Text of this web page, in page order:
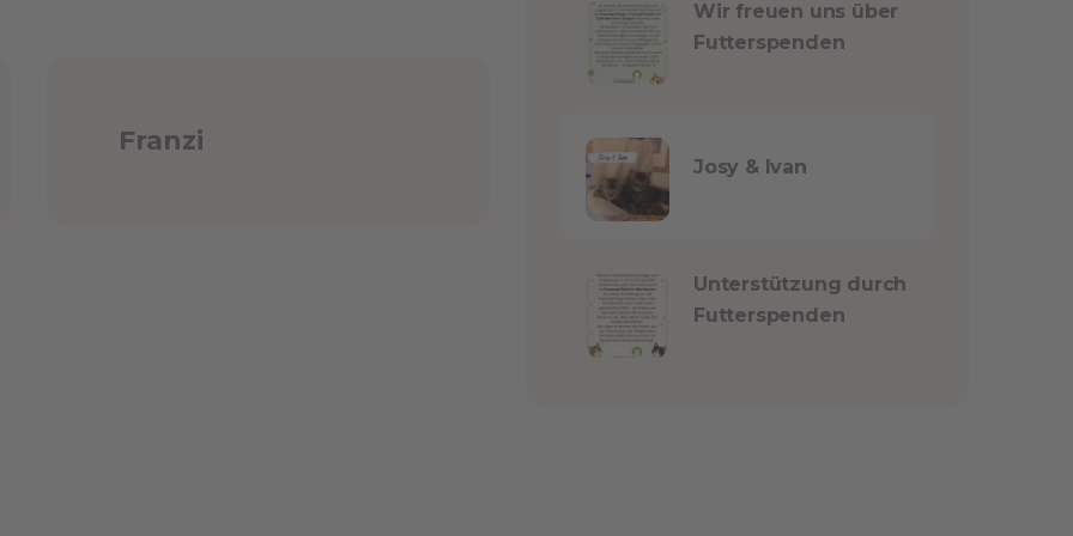
Franzi
Wir freuen uns über
Futterspenden
Josy & Ivan
Unterstützung durch
Futterspenden